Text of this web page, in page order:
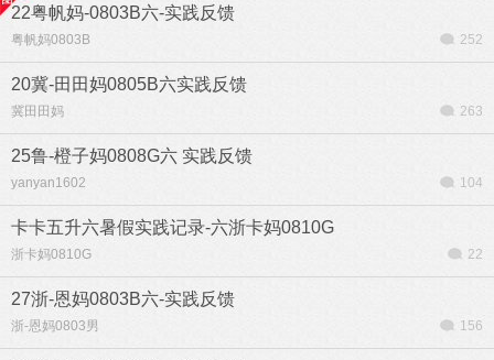
22粤帆妈-0803B六-实践反馈
粤帆妈0803B 252
20冀-田田妈0805B六实践反馈
冀田田妈 263
25鲁-橙子妈0808G六 实践反馈
yanyan1602 104
卡卡五升六暑假实践记录-六浙卡妈0810G
浙卡妈0810G 22
27浙-恩妈0803B六-实践反馈
浙-恩妈0803男 156